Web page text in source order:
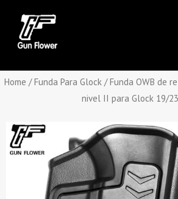
content
Home /Funda Para Glock / Funda OWB de
nivel II para Glock 19/